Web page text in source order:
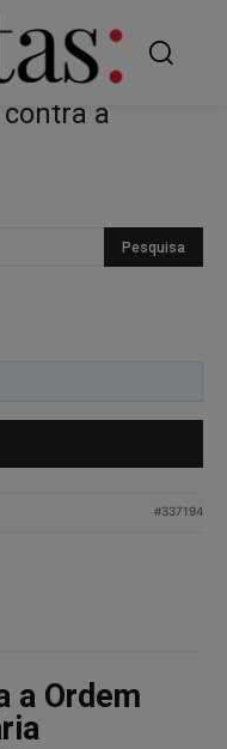
a
#337194
a Ordem